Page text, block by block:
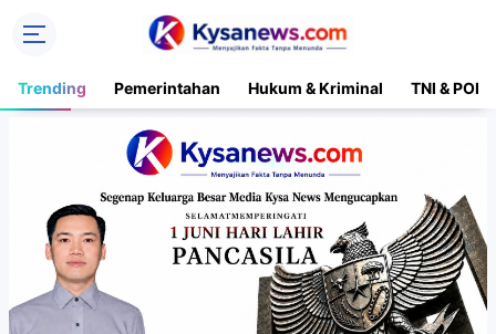
Trending Pemerintahan Hukum & Kriminal TNI &